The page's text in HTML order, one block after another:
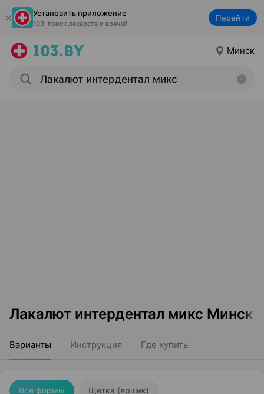
Установить приложение
103: поиск лекарств и врачей
Перейти
Минск
Лакалют интердентал микс Минск
Варианты Инструкция Где купить
Все формы Щетка (ершик)